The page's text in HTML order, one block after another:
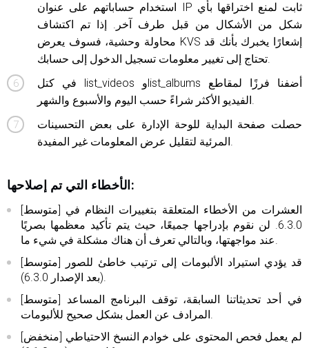
استخدام حساباتهم على عنوان IP ثابت لمنع اختراقها بأي
شكل من الأشكال من قبل طرف آخر. إذا تم اكتشاف
محاولة وحشية، فسوف يعرض KVS إشعارًا يخبرك بأنك قد
تحتاج إلى تغيير معلومات تسجيل الدخول إلى حسابك.
في كتل list_videos وlist_albums أضفنا فرزًا لمقاطع
الفيديو الأكثر شراءً حسب اليوم والأسبوع والشهر.
حصلت صفحة البداية للوحة الإدارة على بعض التحسينات
المرئية لتقليل عرض المعلومات غير المفيدة.
الأخطاء التي تم إصلاحها:
[متوسط] العشرات من الأخطاء المتعلقة بتغييرات النظام في
6.3.0. لن نقوم بإدراجها جميعًا، حيث يتم تأكيد معظمها بصريًا
عند مواجهتها، وبالتالي تعرف أن هناك مشكلة في شيء ما.
[متوسط] قد يؤدي استيراد الألبومات إلى ترتيب خاطئ للصور
(بعد الإصدار 6.3.0).
[متوسط] في أحد تحديثاتنا السابقة، توقف البرنامج المساعد
المرادف عن العمل بشكل صحيح للألبومات.
[منخفض] لم يعمل فحص المحتوى على خوادم النسخ الاحتياطي